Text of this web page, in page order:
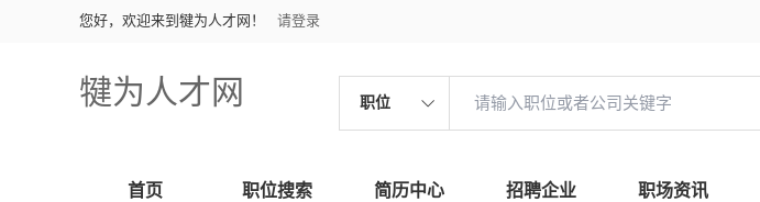
您好，欢迎来到犍为人才网！ 请登录
犍为人才网 职位
首页 职位搜索 简历中心 招聘企业 职场资讯